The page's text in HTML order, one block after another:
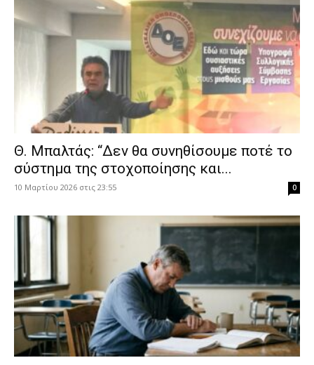
Θ. Μπαλτάς: “Δεν θα συνηθίσουμε ποτέ το
σύστημα της στοχοποίησης και...
10 Μαρτίου 2026 στις 23:55 0